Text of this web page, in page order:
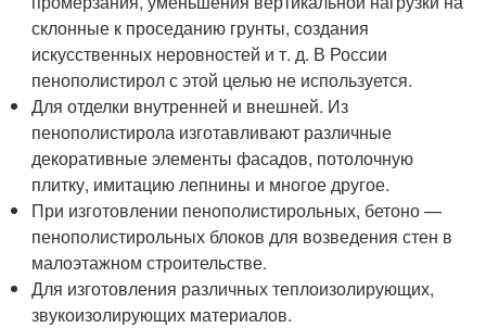
склонные к проседанию грунты, создания
искусственных неровностей и т. д. В России
пенополистирол с этой целью не используется.
Для отделки внутренней и внешней. Из
пенополистирола изготавливают различные
декоративные элементы фасадов, потолочную
плитку, имитацию лепнины и многое другое.
При изготовлении пенополистирольных, бетоно —
пенополистирольных блоков для возведения стен в
малоэтажном строительстве.
Для изготовления различных теплоизолирующих,
звукоизолирующих материалов.